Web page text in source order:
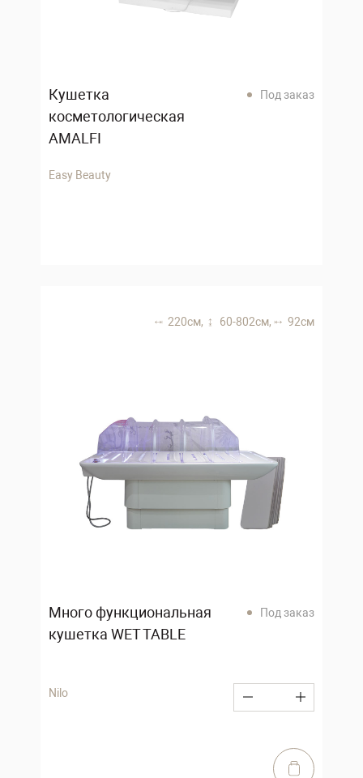
Кушетка
косметологическая
AMALFI
Под заказ
Easy Beauty
220 см, 60-802 см, 92 см
Много функциональная
кушетка WET TABLE
Под заказ
Nilo